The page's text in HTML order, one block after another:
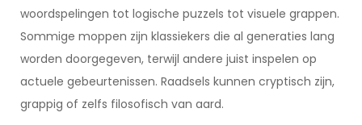
woordspelingen tot logische puzzels tot visuele grappen.
Sommige moppen zijn klassiekers die al generaties lang
worden doorgegeven, terwijl andere juist inspelen op
actuele gebeurtenissen. Raadsels kunnen cryptisch zijn,
grappig of zelfs filosofisch van aard.